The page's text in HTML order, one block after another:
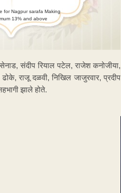
for Nagpur sarafa Making
13% and above
संदीप रियाल पटेल, राजेश कनोजीया,
राजू दळवी, निखिल जाजुरवार, प्रदीप
झाले होते.